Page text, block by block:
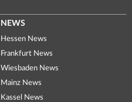
NEWS
Hessen News
Frankfurt News
Wiesbaden News
Mainz News
Kassel News